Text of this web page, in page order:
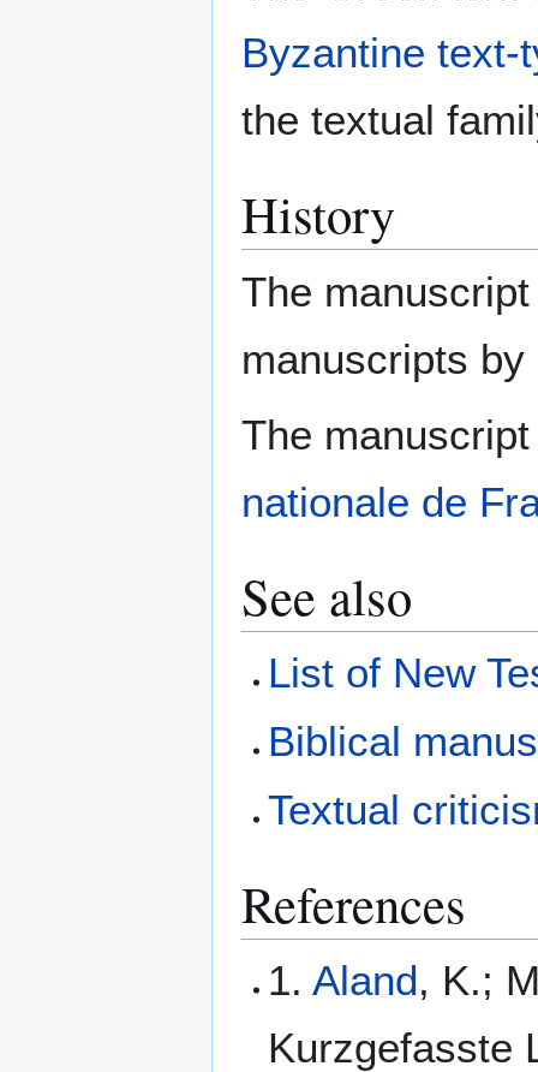
Byzantine text-
the textual
History
The
manuscripts by
The
nationale de
See also
List of New
Biblical
Textual
References
1. Aland, K.;
Kurzgefasste